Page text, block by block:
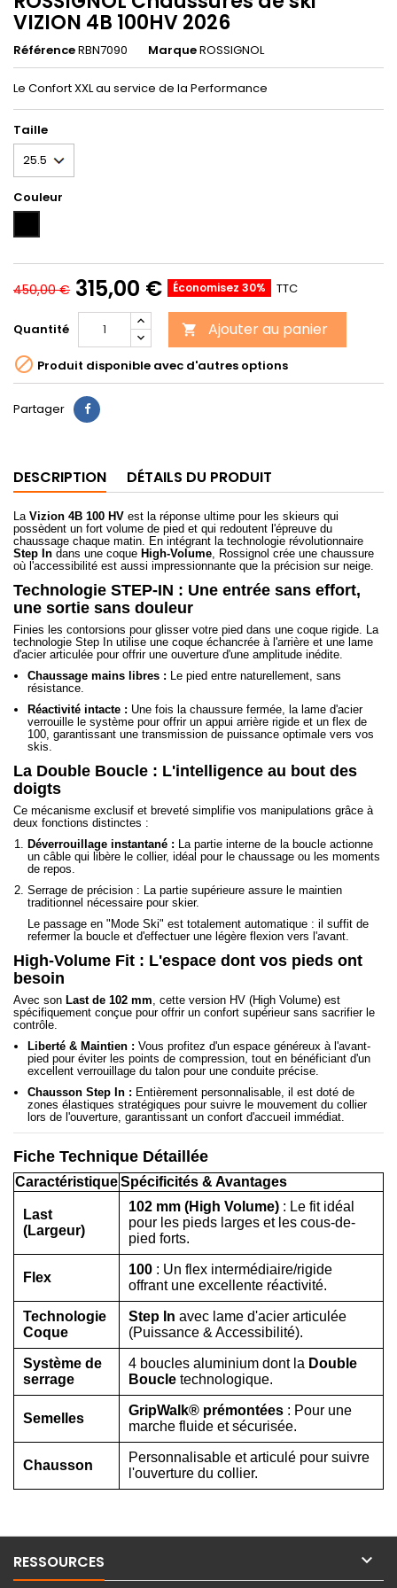
VIZION 4B 100HV 2026
RéférenceRBN7090 MarqueROSSIGNOL
Le Confort XXL au service de la Performance
Taille
Couleur
450,00 € 315,00 € Économisez 30% TTC
Quantité  Ajouter au panier
 Produit disponible avec d'autres options
Partager
DESCRIPTION DÉTAILS DU PRODUIT
La Vizion 4B 100 HV est la réponse ultime pour les skieurs qui
possèdent un fort volume de pied et qui redoutent l'épreuve du
chaussage chaque matin. En intégrant la technologie révolutionnaire
Step In dans une coque High-Volume , Rossignol crée une chaussure
où l'accessibilité est aussi impressionnante que la précision sur neige.
Technologie STEP-IN : Une entrée sans effort,
une sortie sans douleur
Finies les contorsions pour glisser votre pied dans une coque rigide. La
technologie Step In utilise une coque échancrée à l'arrière et une lame
d'acier articulée pour offrir une ouverture d'une amplitude inédite.
Chaussage mains libres : Le pied entre naturellement, sans
résistance.
Réactivité intacte : Une fois la chaussure fermée, la lame d'acier
verrouille le système pour offrir un appui arrière rigide et un flex de
100, garantissant une transmission de puissance optimale vers vos
skis.
La Double Boucle : L'intelligence au bout des
doigts
Ce mécanisme exclusif et breveté simplifie vos manipulations grâce à
deux fonctions distinctes :
Déverrouillage instantané : La partie interne de la boucle actionne
un câble qui libère le collier, idéal pour le chaussage ou les moments
de repos.
Serrage de précision : La partie supérieure assure le maintien
traditionnel nécessaire pour skier.
Le passage en "Mode Ski" est totalement automatique : il suffit de
refermer la boucle et d'effectuer une légère flexion vers l'avant.
High-Volume Fit : L'espace dont vos pieds ont
besoin
Avec son Last de 102 mm , cette version HV (High Volume) est
spécifiquement conçue pour offrir un confort supérieur sans sacrifier le
contrôle.
Liberté & Maintien : Vous profitez d'un espace généreux à l'avant-
pied pour éviter les points de compression, tout en bénéficiant d'un
excellent verrouillage du talon pour une conduite précise.
Chausson Step In : Entièrement personnalisable, il est doté de
zones élastiques stratégiques pour suivre le mouvement du collier
lors de l'ouverture, garantissant un confort d'accueil immédiat.
Fiche Technique Détaillée
CaractéristiqueSpécificités & Avantages
Last
(Largeur)
102 mm (High Volume) : Le fit idéal
pour les pieds larges et les cous-de-
pied forts.
Flex
100 : Un flex intermédiaire/rigide
offrant une excellente réactivité.
Technologie
Coque
Step In avec lame d'acier articulée
(Puissance & Accessibilité).
Système de
serrage
4 boucles aluminium dont la Double
Boucle technologique.
Semelles
GripWalk® prémontées : Pour une
marche fluide et sécurisée.
Chausson
Personnalisable et articulé pour suivre
l'ouverture du collier.
RESSOURCES 